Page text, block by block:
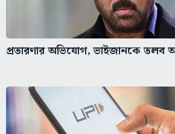
প্রতারণার অভিযোগ, ভাইজানকে তলব